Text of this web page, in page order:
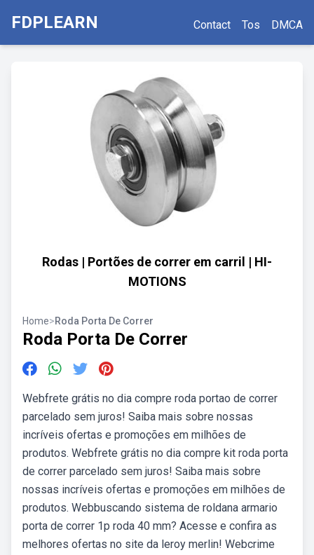
FDPLEARN Contact Tos DMCA
Rodas | Portões de correr em carril | HI-
MOTIONS
Home>Roda Porta De Correr
Roda Porta De Correr
Webfrete grátis no dia compre roda portao de correr
parcelado sem juros! Saiba mais sobre nossas
incríveis ofertas e promoções em milhões de
produtos. Webfrete grátis no dia compre kit roda porta
de correr parcelado sem juros! Saiba mais sobre
nossas incríveis ofertas e promoções em milhões de
produtos. Webbuscando sistema de roldana armario
porta de correr 1p roda 40 mm? Acesse e confira as
melhores ofertas no site da leroy merlin! Webcrime